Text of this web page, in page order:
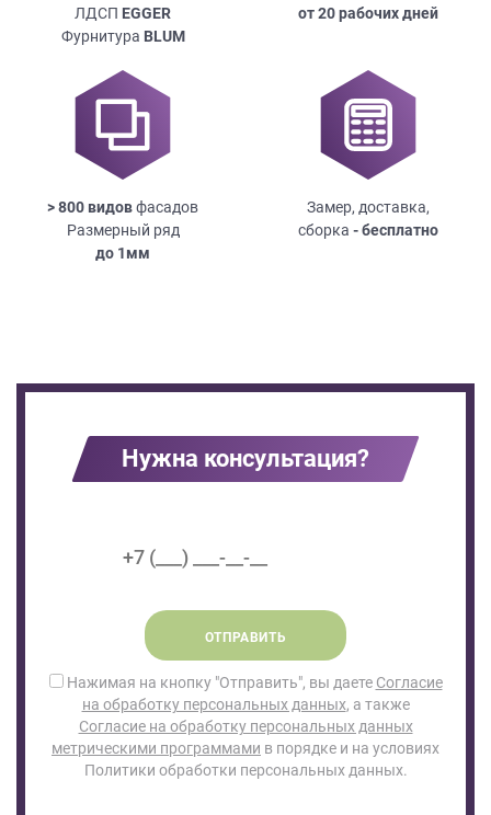
ЛДСП EGGER
Фурнитура BLUM
от 20 рабочих дней
> 800 видовфасадов
Размерный ряд
до 1мм
Замер, доставка,
сборка - бесплатно
Нужна консультация?
ОТПРАВИТЬ
Нажимая на кнопку "Отправить", вы даете Согласие
на обработку персональных данных, а также
Согласие на обработку персональных данных
метрическими программами в порядке и на условиях
Политики обработки персональных данных.